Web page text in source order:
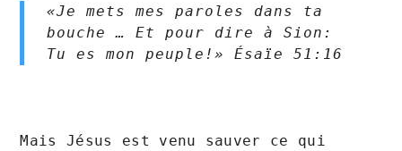
«Je mets mes paroles dans ta
bouche … Et pour dire à Sion:
Tu es mon peuple!» Ésaïe‬ ‭51‬:‭16‬
Mais Jésus est venu sauver ce qui